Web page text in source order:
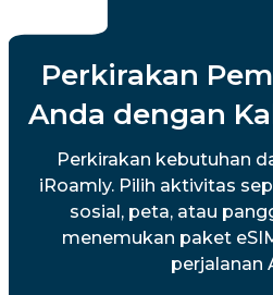
Perkirakan
Anda dengan
Perkirakan kebutuhan
iRoamly. Pilih aktivitas
sosial, peta, atau
menemukan paket
perjalanan